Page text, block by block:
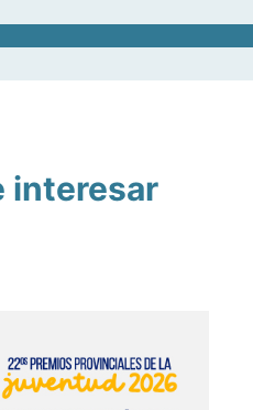
interesar